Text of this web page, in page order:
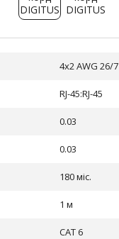
4x2 AWG 26/7
RJ-45:RJ-45
0.03
0.03
180 міс.
1 м
CAT 6